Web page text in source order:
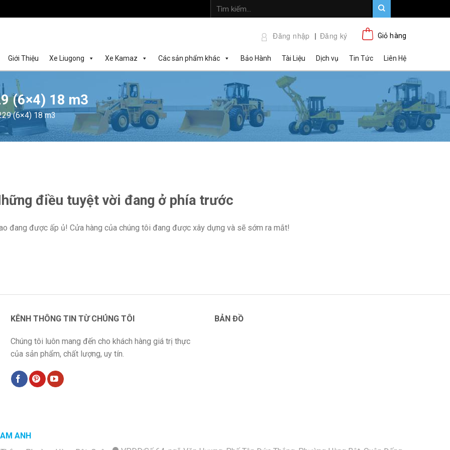
kiếm:
Đăng nhập Đăng ký Giỏ hàng
Giới Thiệu Xe Liugong Xe Kamaz Các sản phẩm khác Bảo Hành Tài Liệu Dịch vụ Tin Tức Liên Hệ
(6×4) 18 m3
(6×4) 18 m3
điều tuyệt vời đang ở phía trước
đang được ấp ủ! Cửa hàng của chúng tôi đang được xây dựng và sẽ sớm ra mắt!
KÊNH THÔNG TIN TỪ CHÚNG TÔI
Chúng tôi luôn mang đến cho khách hàng giá trị thực
của sản phẩm, chất lượng, uy tín.
BẢN ĐỒ
ANH